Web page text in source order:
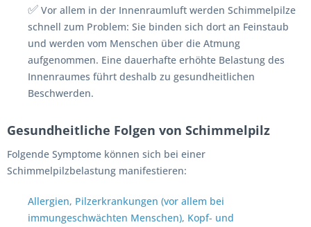
✅ Vor allem in der Innenraumluft werden Schimmelpilze
schnell zum Problem: Sie binden sich dort an Feinstaub
und werden vom Menschen über die Atmung
aufgenommen. Eine dauerhafte erhöhte Belastung des
Innenraumes führt deshalb zu gesundheitlichen
Beschwerden.
Gesundheitliche Folgen von Schimmelpilz
Folgende Symptome können sich bei einer
Schimmelpilzbelastung manifestieren:
Allergien, Pilzerkrankungen (vor allem bei
immungeschwächten Menschen), Kopf- und